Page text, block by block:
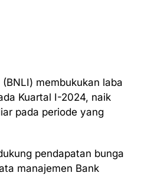
membukukan laba
Kuartal I-2024, naik
pada periode yang
pendapatan bunga
manajemen Bank